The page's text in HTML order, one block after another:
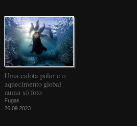
Uma calota polar e o
aquecimento global
numa só foto
Fugas
26.09.2023